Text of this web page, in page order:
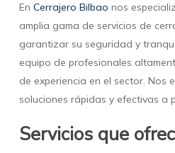
En Cerrajero Bilbao nos
amplia gama de servicios de
garantizar su seguridad y
equipo de profesionales
de experiencia en el sector. Nos
soluciones rápidas y efectivas a
Servicios que